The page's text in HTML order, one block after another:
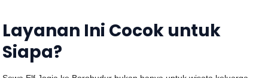
Layanan Ini Cocok untuk
Siapa?